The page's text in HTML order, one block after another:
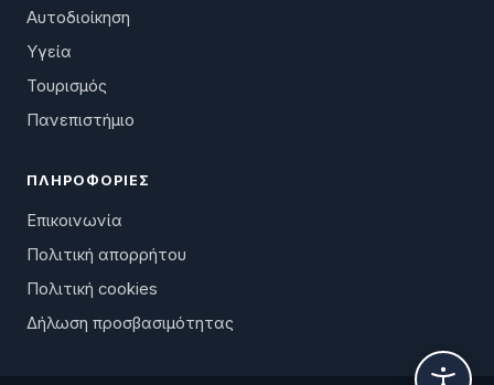
Αυτοδιοίκηση
Υγεία
Τουρισμός
Πανεπιστήμιο
ΠΛΗΡΟΦΟΡΊΕΣ
Επικοινωνία
Πολιτική απορρήτου
Πολιτική cookies
Δήλωση προσβασιμότητας